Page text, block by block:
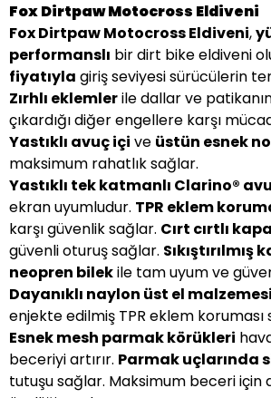
Fox Dirtpaw Motocross Eldiveni
Fox Dirtpaw Motocross Eldiveni,
performanslı bir dirt bike eldiveni
fiyatıyla giriş seviyesi sürücülerin
Zırhlı eklemlerile dallar ve
çıkardığı diğer engellere karşı
Yastıklı avuç içi ve üstün esnek
maksimum rahatlık sağlar.
Yastıklı tek katmanlı Clarino®
ekran uyumludur. TPR eklem
karşı güvenlik sağlar. Cırt cırtlı
güvenli oturuş sağlar. Sıkıştırılmış
neopren bilekile tam uyum ve
Dayanıklı naylon üst el malzemesi
enjekte edilmiş TPR eklem koruması
Esnek mesh parmak körükleri
beceriyi artırır. Parmak uçlarında
tutuşu sağlar. Maksimum beceri için